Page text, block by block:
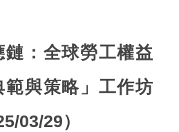
鏈：全球勞工權益
與策略」工作坊
03/29）